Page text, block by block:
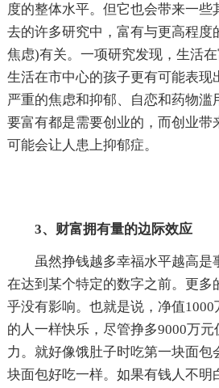
度的整体水平。但它也会带来一些
去的许多研究中，富有与更高程度
焦虑)有关。一项研究发现，生活
生活在市中心的孩子更有可能表现
严重的焦虑和抑郁、自恋和药物滥
要富有都是需要创业的，而创业带
可能会让人患上抑郁症。
3、财富拥有量的边际效应
虽然挣钱越多幸福水平越高是
在达到某个特定的数字之前。更多
乎没有影响。也就是说，净值
的人一样快乐，尽管挣多9000万
力。就好像饿肚子时吃第一块面包
块面包好吃一样。如果有钱人不明